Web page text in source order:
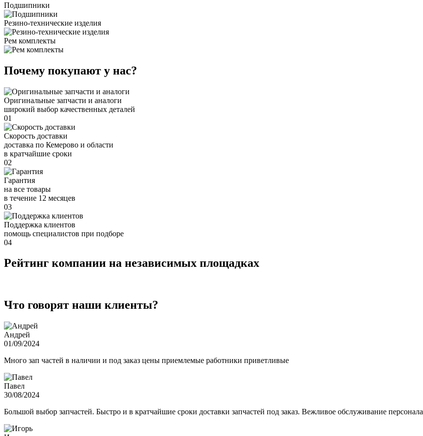
Подшипники
Резино-технические изделия
Рем комплекты
Почему покупают у нас?
Оригинальные запчасти и аналоги
широкий выбор качественных деталей
01
Скорость доставки
доставка по Кемерово и области
в кратчайшие сроки
02
Гарантия
на все товары
в течение 12 месяцев
03
Поддержка клиентов
помощь специалистов при подборе
04
Рейтинг компании на независимых площадках
Что говорят наши клиенты?
Андрей
01/09/2024
Много зап частей в наличии и под заказ цены приемлемые работники приветливые
Павел
30/08/2024
Большой выбор запчастей. Быстро и в кратчайшие сроки доставки запчастей под заказ. Вежливое обслуживание персонала